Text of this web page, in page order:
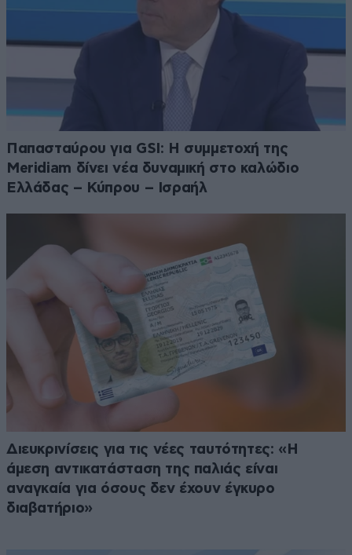
Παπασταύρου για GSI: Η συμμετοχή της
Meridiam δίνει νέα δυναμική στο καλώδιο
Ελλάδας – Κύπρου – Ισραήλ
Διευκρινίσεις για τις νέες ταυτότητες: «Η
άμεση αντικατάσταση της παλιάς είναι
αναγκαία για όσους δεν έχουν έγκυρο
διαβατήριο»